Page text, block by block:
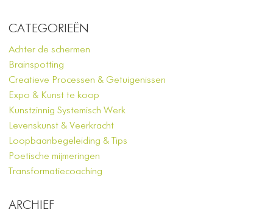
CATEGORIEËN
Achter de schermen
Brainspotting
Creatieve Processen & Getuigenissen
Expo & Kunst te koop
Kunstzinnig Systemisch Werk
Levenskunst & Veerkracht
Loopbaanbegeleiding & Tips
Poetische mijmeringen
Transformatiecoaching
ARCHIEF